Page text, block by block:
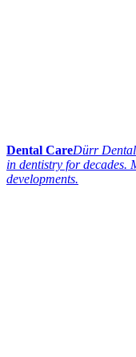
Dental CareDürr Dental
in dentistry for decades.
developments.